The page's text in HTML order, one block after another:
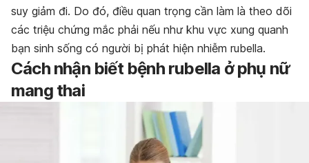
suy giảm đi. Do đó, điều quan trọng cần làm là theo dõi
các triệu chứng mắc phải nếu như khu vực xung quanh
bạn sinh sống có người bị phát hiện nhiễm rubella.
Cách nhận biết bệnh rubella ở phụ nữ
mang thai